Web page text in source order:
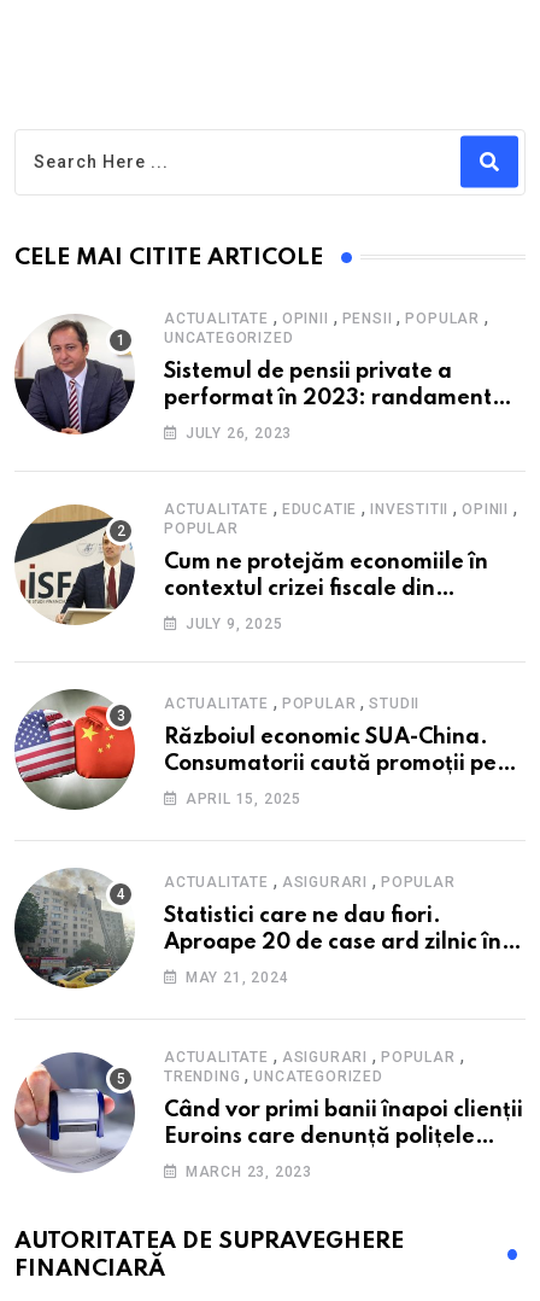
CELE MAI CITITE ARTICOLE
ACTUALITATE , OPINII , PENSII ,POPULAR ,
UNCATEGORIZED
Sistemul de pensii private a
performat în 2023: randament
peste inflație, active și plăți la
cadrul ofertei Hidroelectrica,
reziliența la crize
JULY 26, 2023
ACTUALITATE , EDUCATIE , INVESTITII ,OPINII ,
POPULAR
Cum ne protejăm economiile în
contextul crizei fiscale din
România- Valentin Ionescu,
Financiare (ISF)
JULY 9, 2025
ACTUALITATE , POPULAR ,STUDII
Războiul economic SUA-China.
Consumatorii caută promoții pe
fondul scumpirilor, mai ales la
APRIL 15, 2025
ACTUALITATE , ASIGURARI ,POPULAR
Statistici care ne dau fiori.
Aproape 20 de case ard zilnic în
România, iar pagubele au
nici 40 de lei pe lună
MAY 21, 2024
ACTUALITATE , ASIGURARI ,POPULAR ,
TRENDING ,UNCATEGORIZED
Când vor primi banii înapoi clienții
Euroins care denunță polițele
RCA? Toți pașii și toate termenele
MARCH 23, 2023
AUTORITATEA DE SUPRAVEGHERE
FINANCIARĂ